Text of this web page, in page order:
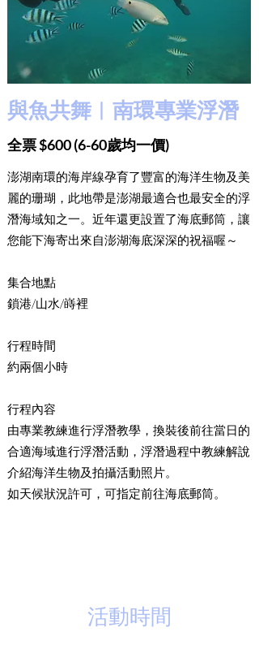
​與魚共舞︳南環專業浮潛
全票 $600 (6-60歲均一價)
澎湖南環的海岸線孕育了豐富的海洋生物及美
麗的珊瑚，此地帶是澎湖最適合也最安全的浮
潛海域知之一。近年還更設置了海底郵筒，讓
您能下海寄出來自澎湖海底深深的祝福喔～
集合地點
鎖港/山水/嵵裡
行程時間
約兩個小時
行程內容
由專業教練進行浮潛教學，換裝後前往當日的
合適海域進行浮潛活動，浮潛過程中教練解說
介紹海洋生物及拍攝活動照片。
如天候狀況許可，可指定前往海底郵筒。
活動時間